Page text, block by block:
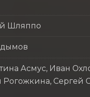
Шляппо
Асмус, Иван
Сергей